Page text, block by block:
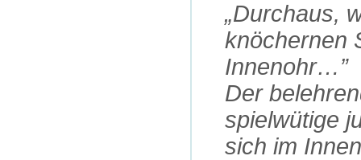
„Durchaus,
knöchernen
Innenohr…”
Der
spielwütige
sich im